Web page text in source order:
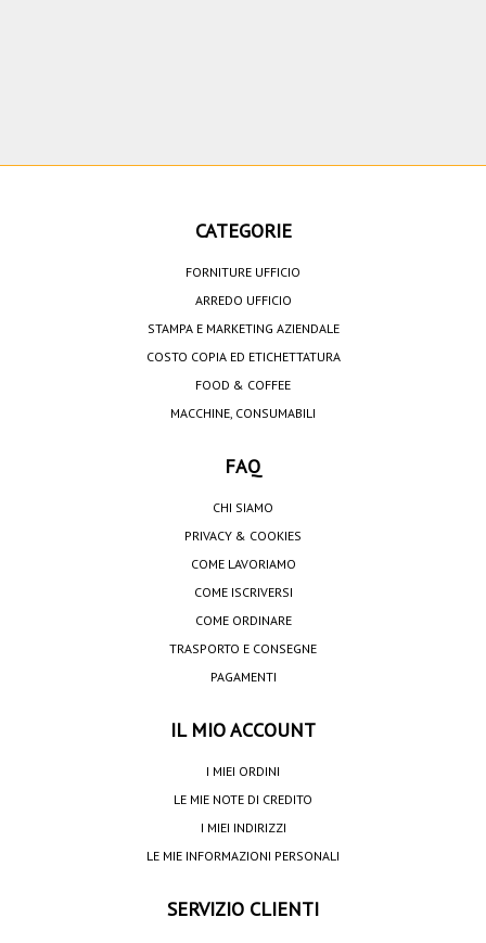
CATEGORIE
FORNITURE UFFICIO
ARREDO UFFICIO
STAMPA E MARKETING AZIENDALE
COSTO COPIA ED ETICHETTATURA
FOOD & COFFEE
MACCHINE, CONSUMABILI
FAQ
CHI SIAMO
PRIVACY & COOKIES
COME LAVORIAMO
COME ISCRIVERSI
COME ORDINARE
TRASPORTO E CONSEGNE
PAGAMENTI
IL MIO ACCOUNT
I MIEI ORDINI
LE MIE NOTE DI CREDITO
I MIEI INDIRIZZI
LE MIE INFORMAZIONI PERSONALI
SERVIZIO CLIENTI